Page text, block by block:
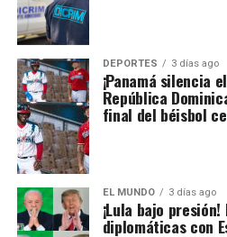
DEPORTES 3 días ago
¡Panamá silencia
República
final del béisbol
EL MUNDO 3 días ago
¡Lula bajo
diplomáticas con